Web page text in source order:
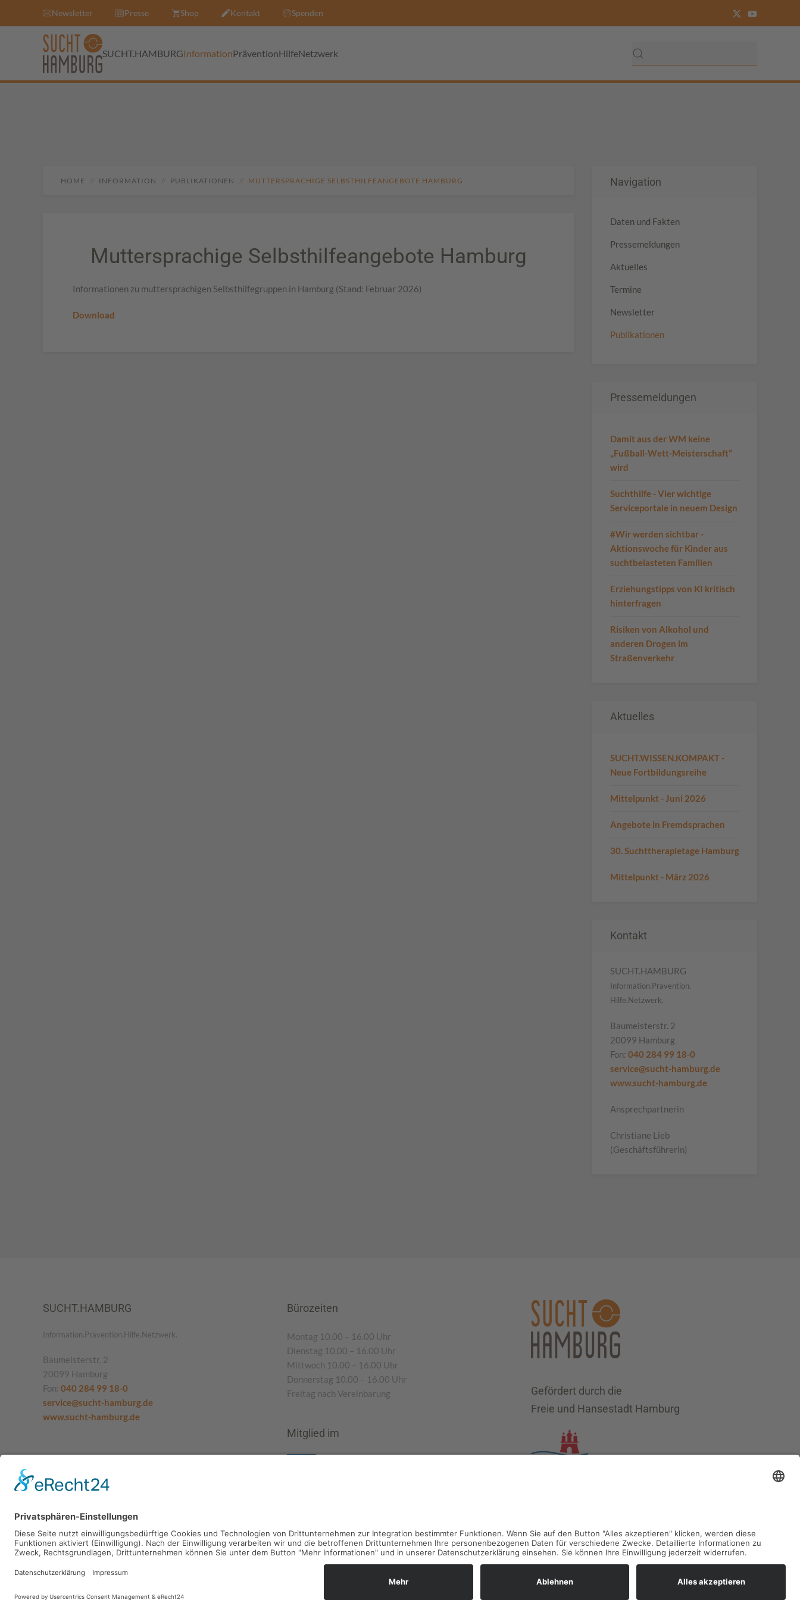
Newsletter Presse Shop Kontakt Spenden
SUCHT.HAMBURGInformationPräventionHilfeNetzwerk
HOME INFORMATION PUBLIKATIONEN MUTTERSPRACHIGE SELBSTHILFEANGEBOTE HAMBURG
Muttersprachige Selbsthilfeangebote Hamburg
Informationen zu muttersprachigen Selbsthilfegruppen in Hamburg (Stand: Februar 2026)
Download
Navigation
Daten und Fakten
Pressemeldungen
Aktuelles
Termine
Newsletter
Publikationen
Pressemeldungen
Damit aus der WM keine
„Fußball-Wett-Meisterschaft“
wird
Suchthilfe - Vier wichtige
Serviceportale in neuem Design
#Wir werden sichtbar -
Aktionswoche für Kinder aus
suchtbelasteten Familien
Erziehungstipps von KI kritisch
hinterfragen
Risiken von Alkohol und
anderen Drogen im
Straßenverkehr
Aktuelles
SUCHT.WISSEN.KOMPAKT -
Neue Fortbildungsreihe
Mittelpunkt - Juni 2026
Angebote in Fremdsprachen
30. Suchttherapietage Hamburg
Mittelpunkt - März 2026
Kontakt
SUCHT.HAMBURG
Information.Prävention.
Hilfe.Netzwerk.
Baumeisterstr. 2
20099 Hamburg
Fon: 040 284 99 18-0
service@sucht-hamburg.de
www.sucht-hamburg.de
Ansprechpartnerin
Christiane Lieb
(Geschäftsführerin)
SUCHT.HAMBURG
Information.Prävention.Hilfe.Netzwerk.
Baumeisterstr. 2
20099 Hamburg
Fon: 040 284 99 18-0
service@sucht-hamburg.de
www.sucht-hamburg.de
Bürozeiten
Montag 10.00 – 16.00 Uhr
Dienstag 10.00 – 16.00 Uhr
Mittwoch 10.00 – 16.00 Uhr
Donnerstag 10.00 – 16.00 Uhr
Freitag nach Vereinbarung
Mitglied im
Gefördert durch die
Freie und Hansestadt Hamburg
Impressum